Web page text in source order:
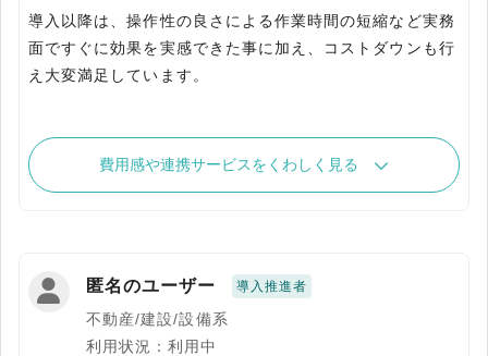
導入以降は、操作性の良さによる作業時間の短縮など実務
面ですぐに効果を実感できた事に加え、コストダウンも行
え大変満足しています。
費用感や連携サービスをくわしく見る
匿名のユーザー 導入推進者
不動産/建設/設備系
利用状況：利用中